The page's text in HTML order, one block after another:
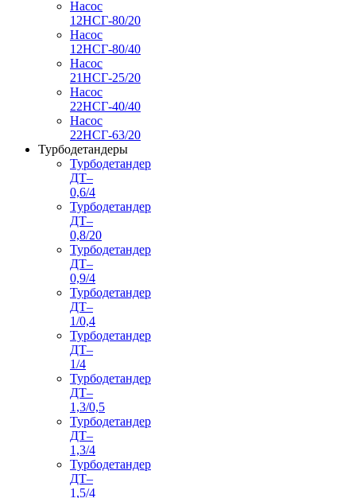
Насос
12НСГ-80/20
Насос
12НСГ-80/40
Насос
21НСГ-25/20
Насос
22НСГ-40/40
Насос
22НСГ-63/20
Турбодетандеры
Турбодетандер
ДТ–
0,6/4
Турбодетандер
ДТ–
0,8/20
Турбодетандер
ДТ–
0,9/4
Турбодетандер
ДТ–
1/0,4
Турбодетандер
ДТ–
1/4
Турбодетандер
ДТ–
1,3/0,5
Турбодетандер
ДТ–
1,3/4
Турбодетандер
ДТ–
1,5/4